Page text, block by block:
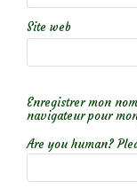
Site web
Enregistrer mon
navigateur pour
Are you human?